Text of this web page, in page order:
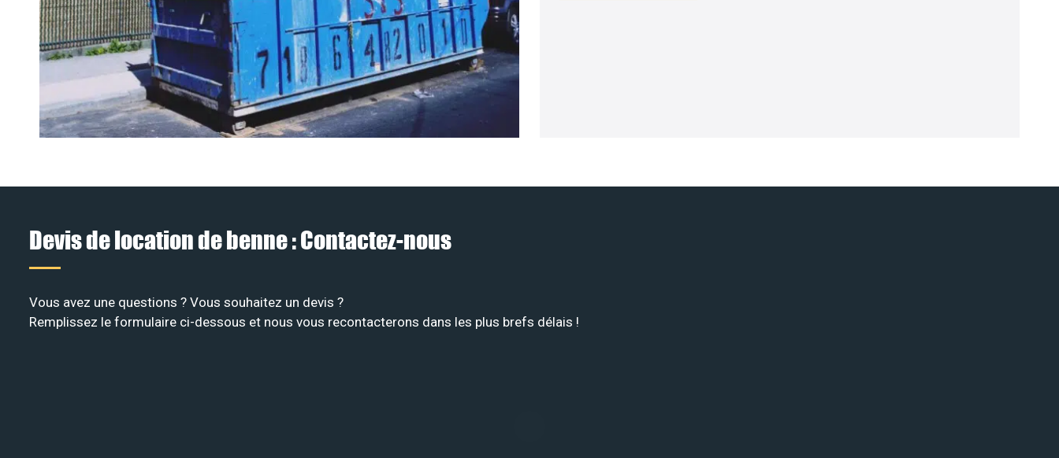
Devis de location de benne : Contactez-nous
Vous avez une questions ? Vous souhaitez un devis ?
Remplissez le formulaire ci-dessous et nous vous recontacterons dans les plus brefs délais !